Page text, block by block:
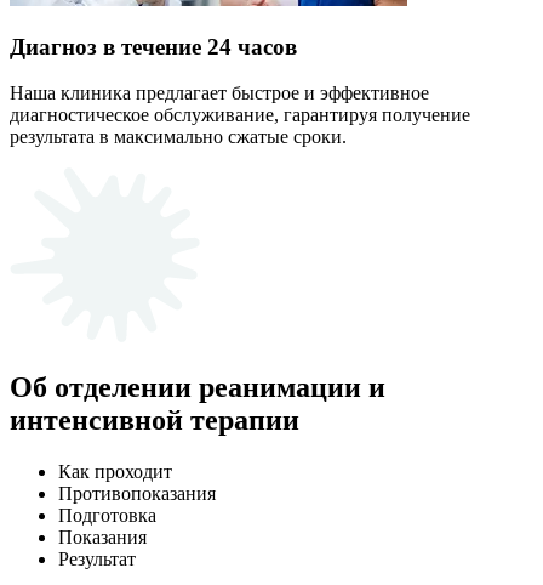
Диагноз в течение 24 часов
Наша клиника предлагает быстрое и эффективное
диагностическое обслуживание, гарантируя получение
результата в максимально сжатые сроки.
Об отделении реанимации и
интенсивной терапии
Как проходит
Противопоказания
Подготовка
Показания
Результат